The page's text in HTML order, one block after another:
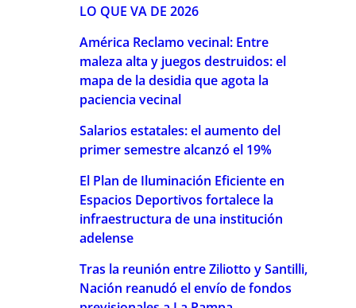
LO QUE VA DE 2026
América Reclamo vecinal: Entre
maleza alta y juegos destruidos: el
mapa de la desidia que agota la
paciencia vecinal
Salarios estatales: el aumento del
primer semestre alcanzó el 19%
El Plan de Iluminación Eficiente en
Espacios Deportivos fortalece la
infraestructura de una institución
adelense
Tras la reunión entre Ziliotto y Santilli,
Nación reanudó el envío de fondos